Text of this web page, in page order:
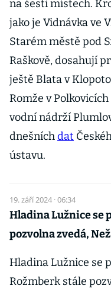
na šesti místech.
jako je Vidnávka ve
Starém městě pod
Raškově, dosahují
ještě Blata v
Romže v
vodní nádrží
dnešníchdat
ústavu.
19. září 2024 · 06:34
Hladina Lužnice se
pozvolna zvedá,
Hladina Lužnice se
Rožmberk stále